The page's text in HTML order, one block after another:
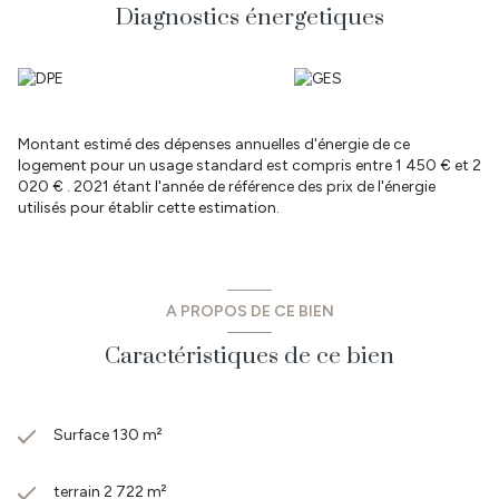
Diagnostics énergetiques
Montant estimé des dépenses annuelles d'énergie de ce
logement pour un usage standard est compris entre 1 450 € et 2
020 € . 2021 étant l'année de référence des prix de l'énergie
utilisés pour établir cette estimation.
A PROPOS DE CE BIEN
Caractéristiques de ce bien
Surface 130 m²
terrain 2 722 m²